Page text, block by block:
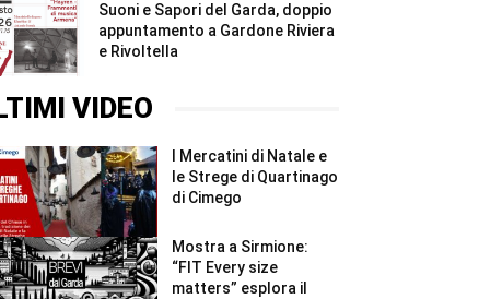
Suoni e Sapori del Garda, doppio
appuntamento a Gardone Riviera
e Rivoltella
VIDEO
I Mercatini di Natale e
le Strege di Quartinago
di Cimego
Mostra a Sirmione:
“FIT Every size
matters” esplora il